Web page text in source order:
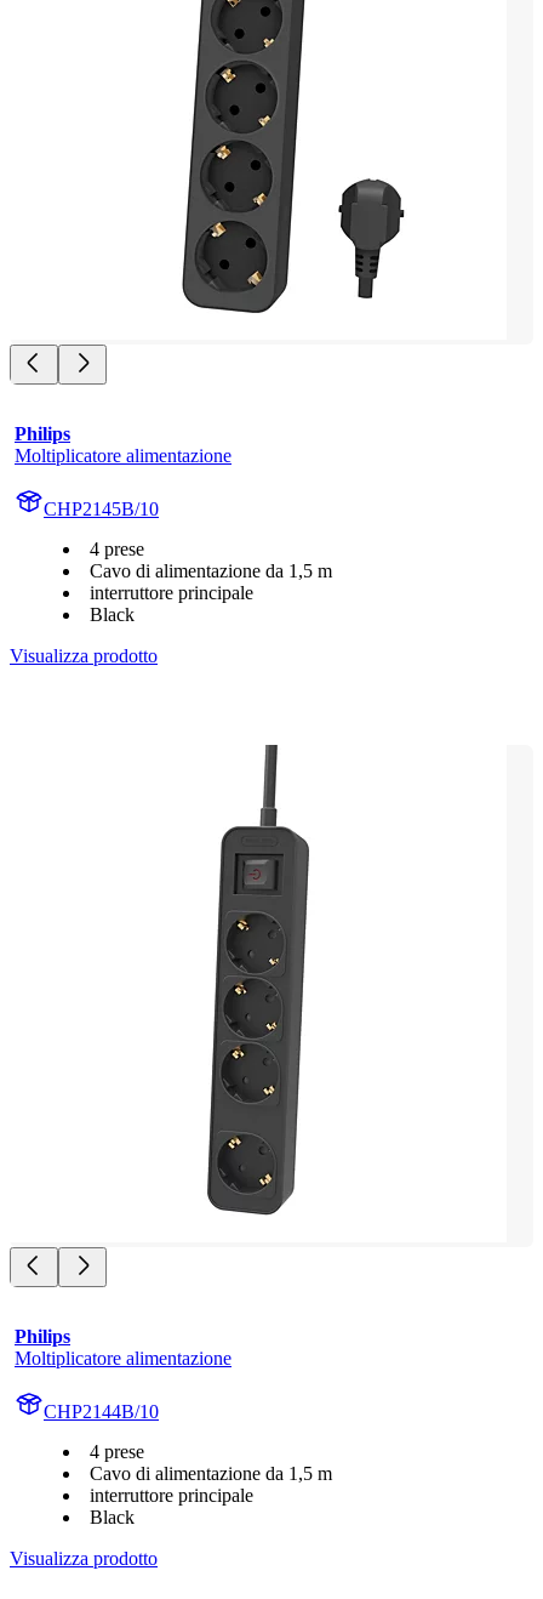
Philips
Moltiplicatore alimentazione
CHP2145B/10
4 prese
Cavo di alimentazione da 1,5 m
interruttore principale
Black
Visualizza prodotto
Philips
Moltiplicatore alimentazione
CHP2144B/10
4 prese
Cavo di alimentazione da 1,5 m
interruttore principale
Black
Visualizza prodotto